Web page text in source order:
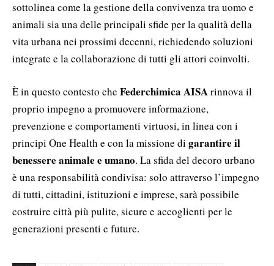
sottolinea come la gestione della convivenza tra uomo e
animali sia una delle principali sfide per la qualità della
vita urbana nei prossimi decenni, richiedendo soluzioni
integrate e la collaborazione di tutti gli attori coinvolti.
È in questo contesto che Federchimica AISArinnova il
proprio impegno a promuovere informazione,
prevenzione e comportamenti virtuosi, in linea con i
principi One Health e con la missione di garantire il
benessere animale e umano. La sfida del decoro urbano
è una responsabilità condivisa: solo attraverso l’impegno
di tutti, cittadini, istituzioni e imprese, sarà possibile
costruire città più pulite, sicure e accoglienti per le
generazioni presenti e future.